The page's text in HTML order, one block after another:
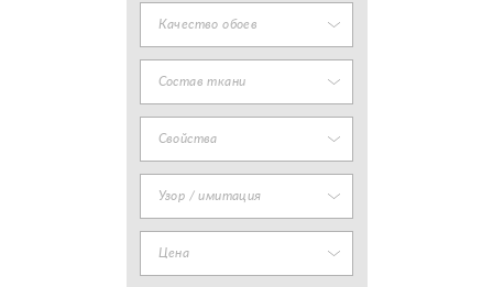
Качество обоев
Состав ткани
Свойства
Узор / имитация
Цена